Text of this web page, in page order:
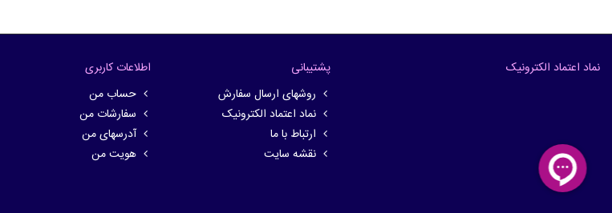
نماد اعتماد الکترونیک
پشتیبانی
روشهای ارسال سفارش
نماد اعتماد الکترونیک
ارتباط با ما
نقشه سایت
اطلاعات کاربری
حساب من
سفارشات من
آدرسهای من
هویت من